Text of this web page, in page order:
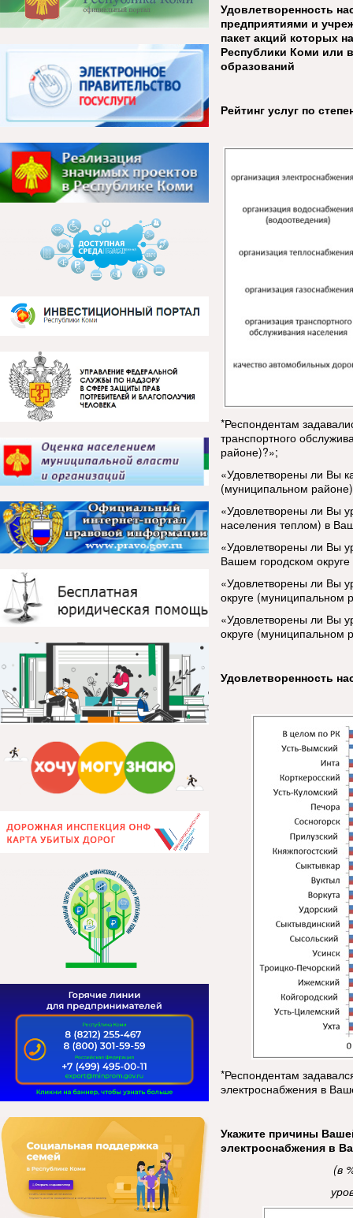
Удовлетворенность
предприятиями и
пакет акций которых
Республики Коми или
образований
Рейтинг услуг по
*Респондентам
транспортного
районе)?»;
«Удовлетворены ли Вы
(муниципальном
«Удовлетворены ли Вы
населения теплом) в
«Удовлетворены ли Вы
Вашем городском
«Удовлетворены ли Вы
округе (муниципальном
«Удовлетворены ли Вы
округе (муниципальном
Удовлетворенность
*Респондентам
электроснабжения в
Укажите причины
электроснабжения в
(в